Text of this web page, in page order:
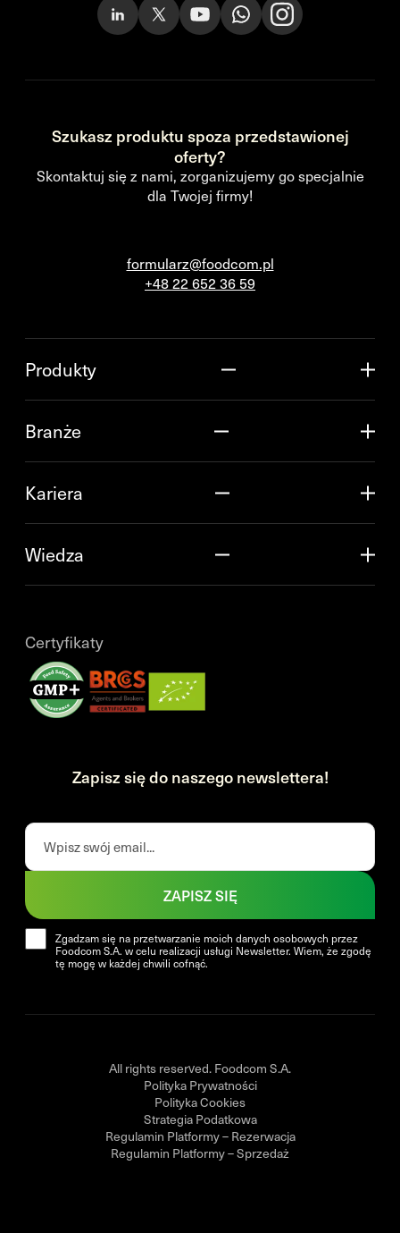
Szukasz produktu spoza przedstawionej
oferty?
Skontaktuj się z nami, zorganizujemy go specjalnie
dla Twojej firmy!
formularz@foodcom.pl
+48 22 652 36 59
Produkty
Branże
Kariera
Wiedza
Certyfikaty
Zapisz się do naszego newslettera!
Zgadzam się na przetwarzanie moich danych osobowych przez
Foodcom S.A. w celu realizacji usługi Newsletter. Wiem, że zgodę
tę mogę w każdej chwili cofnąć.
ZAPISZ SIĘ
All rights reserved. Foodcom S.A.
Polityka Prywatności
Polityka Cookies
Strategia Podatkowa
Regulamin Platformy – Rezerwacja
Regulamin Platformy – Sprzedaż